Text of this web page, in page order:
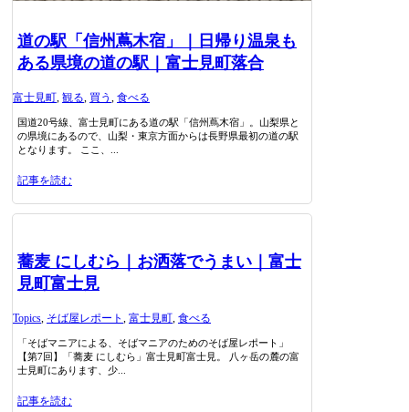
道の駅「信州蔦木宿」｜日帰り温泉も
ある県境の道の駅｜富士見町落合
富士見町, 観る, 買う , 食べる
国道20号線、富士見町にある道の駅「信州蔦木宿」。山梨県と
の県境にあるので、山梨・東京方面からは長野県最初の道の駅
となります。 ここ、...
記事を読む
蕎麦 にしむら｜お洒落でうまい｜富士
見町富士見
Topics そば屋レポート 富士見町 食べる
「そばマニアによる、そばマニアのためのそば屋レポート」
【第7回】「蕎麦 にしむら」富士見町富士見。 八ヶ岳の麓の富
士見町にあります、少...
記事を読む